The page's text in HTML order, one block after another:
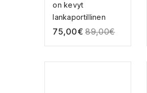
on kevyt
lankaportillinen
sulkur...
75,00€ 89,00€